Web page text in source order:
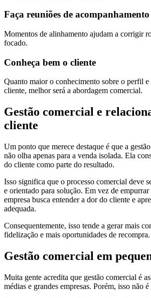
Faça reuniões de acompanhamento
Momentos de alinhamento ajudam a corrigir
focado.
Conheça bem o cliente
Quanto maior o conhecimento sobre o perfil e
cliente, melhor será a abordagem comercial.
Gestão comercial e
cliente
Um ponto que merece destaque é que a
não olha apenas para a venda isolada. Ela
do cliente como parte do resultado.
Isso significa que o processo comercial deve
e orientado para solução. Em vez de
empresa busca entender a dor do cliente e
adequada.
Consequentemente, isso tende a gerar mais
fidelização e mais oportunidades de recompra.
Gestão comercial em
Muita gente acredita que gestão comercial é
médias e grandes empresas. Porém, isso não